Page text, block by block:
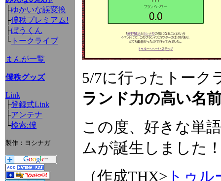
├ゆかいな誤変換
├僕秩プレミアム!
├ぼうくん
└トークライブ
まんが一覧
僕秩グッズ
Link
├登録式Link
├アンテナ
└検索:僕
製作：ヨシナガ
5/7に行ったトーク
ランド力の高い名
この度、好きな単
ムが誕生しました
（作成THX> トゥ